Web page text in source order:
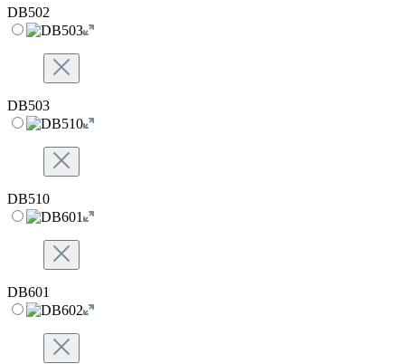
DB502
DB503
DB510
DB601